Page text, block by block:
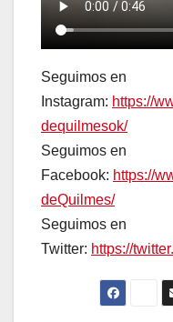
Seguimos en
Instagram: https://
dequilmesok/
Seguimos en
Facebook: https://
deQuilmes/
Seguimos en
Twitter: https://